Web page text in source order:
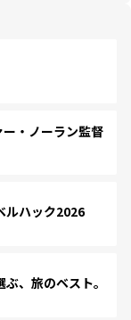
・ノーラン監督
ハック2026
、旅のベスト。